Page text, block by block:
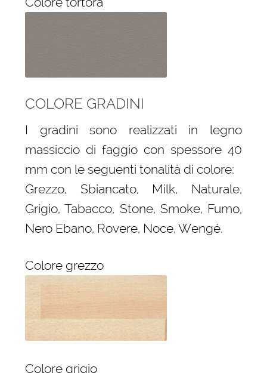
COLORE GRADINI
I gradini sono realizzati in legno
massiccio di faggio con spessore 40
mm con le seguenti tonalità di colore:
Grezzo, Sbiancato, Milk, Naturale,
Grigio, Tabacco, Stone, Smoke, Fumo,
Nero Ebano, Rovere, Noce, Wengé.
Colore grezzo
Colore grigio